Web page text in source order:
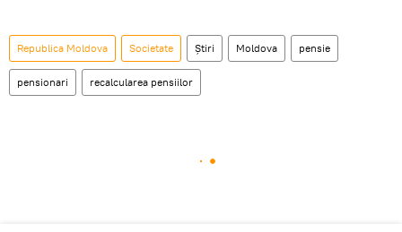
Republica Moldova Societate Știri Moldova pensie
pensionari recalcularea pensiilor